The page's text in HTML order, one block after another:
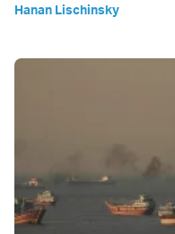
Hanan Lischinsky